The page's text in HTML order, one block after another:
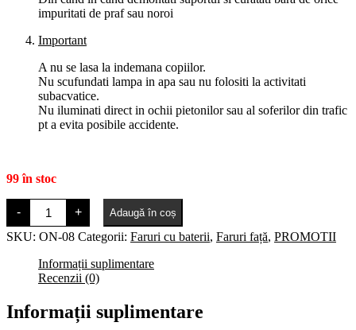
impuritati de praf sau noroi
Important
A nu se lasa la indemana copiilor.
Nu scufundati lampa in apa sau nu folositi la activitati
subacvatice.
Nu iluminati direct in ochii pietonilor sau al soferilor din trafic
pt a evita posibile accidente.
99 în stoc
-
Cantitate
fata
ruby
+ Adaugă în coș
SKU: ON-08 Categorii: Faruri cu baterii, Faruri față, PROMOTII
Informații suplimentare
Recenzii (0)
Informații suplimentare